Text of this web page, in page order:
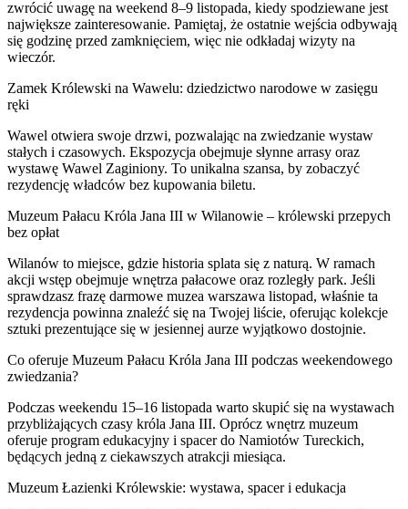
zwrócić uwagę na weekend 8–9 listopada, kiedy spodziewane jest
największe zainteresowanie. Pamiętaj, że ostatnie wejścia odbywają
się godzinę przed zamknięciem, więc nie odkładaj wizyty na
wieczór.
Zamek Królewski na Wawelu: dziedzictwo narodowe w zasięgu
ręki
Wawel otwiera swoje drzwi, pozwalając na zwiedzanie wystaw
stałych i czasowych. Ekspozycja obejmuje słynne arrasy oraz
wystawę Wawel Zaginiony. To unikalna szansa, by zobaczyć
rezydencję władców bez kupowania biletu.
Muzeum Pałacu Króla Jana III w Wilanowie – królewski przepych
bez opłat
Wilanów to miejsce, gdzie historia splata się z naturą. W ramach
akcji wstęp obejmuje wnętrza pałacowe oraz rozległy park. Jeśli
sprawdzasz frazę darmowe muzea warszawa listopad, właśnie ta
rezydencja powinna znaleźć się na Twojej liście, oferując kolekcje
sztuki prezentujące się w jesiennej aurze wyjątkowo dostojnie.
Co oferuje Muzeum Pałacu Króla Jana III podczas weekendowego
zwiedzania?
Podczas weekendu 15–16 listopada warto skupić się na wystawach
przybliżających czasy króla Jana III. Oprócz wnętrz muzeum
oferuje program edukacyjny i spacer do Namiotów Tureckich,
będących jedną z ciekawszych atrakcji miesiąca.
Muzeum Łazienki Królewskie: wystawa, spacer i edukacja